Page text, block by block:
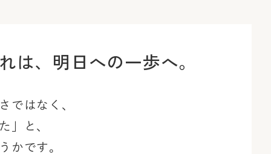
は、 明日への一歩へ。
ではなく、
」と、
かです。